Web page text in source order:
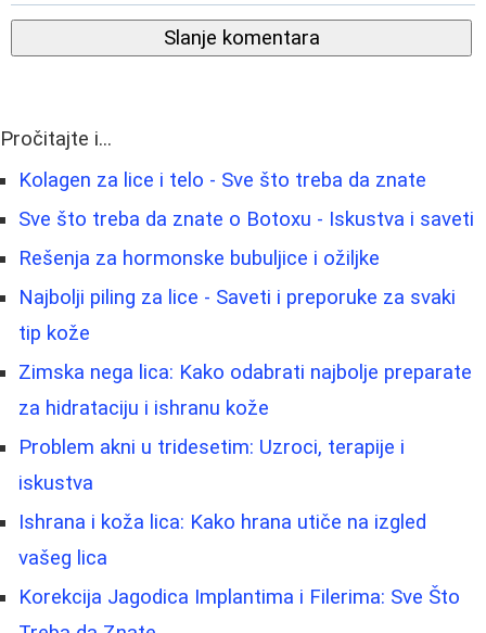
Slanje komentara
Pročitajte i...
Kolagen za lice i telo - Sve što treba da znate
Sve što treba da znate o Botoxu - Iskustva i saveti
Rešenja za hormonske bubuljice i ožiljke
Najbolji piling za lice - Saveti i preporuke za svaki
tip kože
Zimska nega lica: Kako odabrati najbolje preparate
za hidrataciju i ishranu kože
Problem akni u tridesetim: Uzroci, terapije i
iskustva
Ishrana i koža lica: Kako hrana utiče na izgled
vašeg lica
Korekcija Jagodica Implantima i Filerima: Sve Što